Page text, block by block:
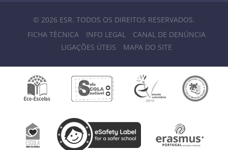
© 2026 ESR. TODOS OS DIREITOS RESERVADOS.
FICHA TÉCNICA
INFO LEGAL
CANAL DE DENÚNCIA
LIGAÇÕES ÚTEIS
MAPA DO SITE